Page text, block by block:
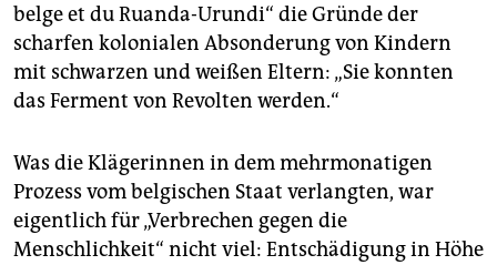
belge et du Ruanda-Urundi“ die Gründe der
scharfen kolonialen Absonderung von Kindern
mit schwarzen und weißen Eltern: „Sie konnten
das Ferment von Revolten werden.“
Was die Klägerinnen in dem mehrmonatigen
Prozess vom belgischen Staat verlangten, war
eigentlich für „Verbrechen gegen die
Menschlichkeit“ nicht viel: Entschädigung in Höhe